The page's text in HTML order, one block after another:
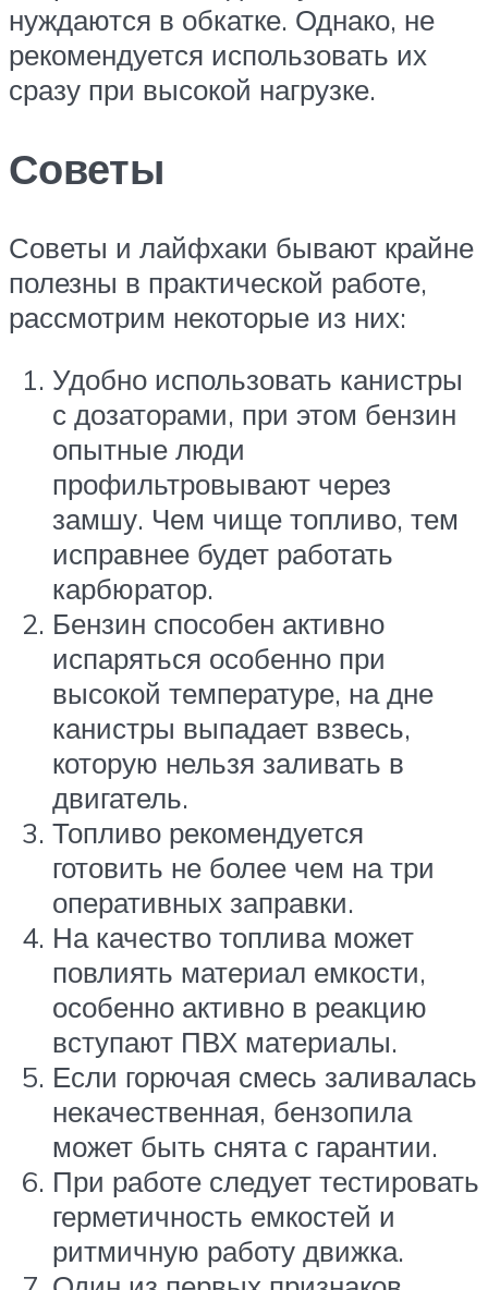
нуждаются в обкатке. Однако, не
рекомендуется использовать их
сразу при высокой нагрузке.
Советы
Советы и лайфхаки бывают крайне
полезны в практической работе,
рассмотрим некоторые из них:
Удобно использовать канистры
с дозаторами, при этом бензин
опытные люди
профильтровывают через
замшу. Чем чище топливо, тем
исправнее будет работать
карбюратор.
Бензин способен активно
испаряться особенно при
высокой температуре, на дне
канистры выпадает взвесь,
которую нельзя заливать в
двигатель.
Топливо рекомендуется
готовить не более чем на три
оперативных заправки.
На качество топлива может
повлиять материал емкости,
особенно активно в реакцию
вступают ПВХ материалы.
Если горючая смесь заливалась
некачественная, бензопила
может быть снята с гарантии.
При работе следует тестировать
герметичность емкостей и
ритмичную работу движка.